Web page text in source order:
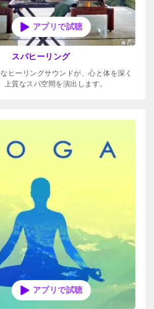
アプリで試聴
スパヒーリング
ヒーリングサウンドが、心と体を深く
上質なスパ空間を演出します。
アプリで試聴